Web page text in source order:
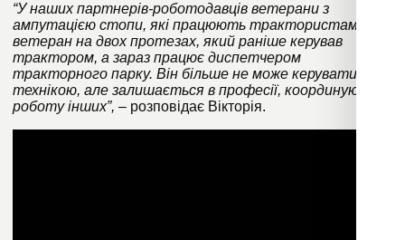
“У наших партнерів-роботодавців ветерани з
ампутацією стопи, які працюють трактористами. Є
ветеран на двох протезах, який раніше керував
трактором, а зараз працює диспетчером
тракторного парку. Він більше не може керувати
технікою, але залишається в професії, координуючи
роботу інших”, – розповідає Вікторія.